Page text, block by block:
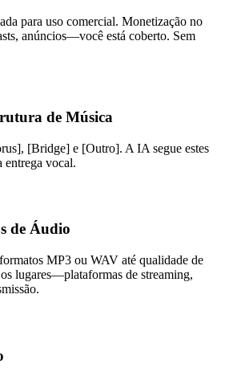
para uso comercial. Monetização no
anúncios—você está coberto. Sem
de Música
[Bridge] e [Outro]. A IA segue estes
entrega vocal.
de Áudio
MP3 ou WAV até qualidade de
lugares—plataformas de streaming,